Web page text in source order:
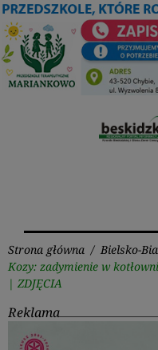
Przejdź
do
treści
Strona główna / Bielsko-
Kozy: zadymienie w
| ZDJĘCIA
Reklama